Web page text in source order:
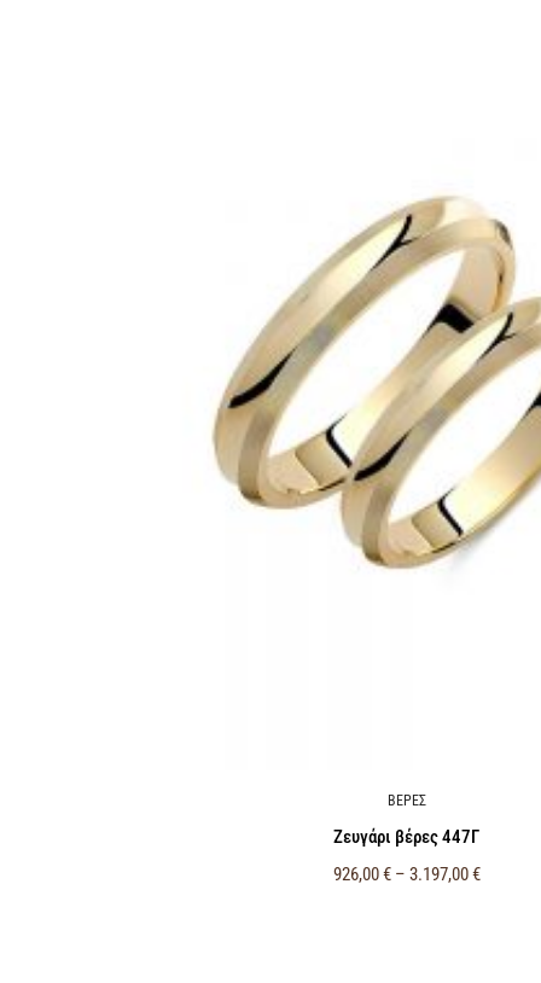
ΒΕΡΕΣ
Ζευγάρι βέρες 447Γ
926,00€ – 3.197,00€